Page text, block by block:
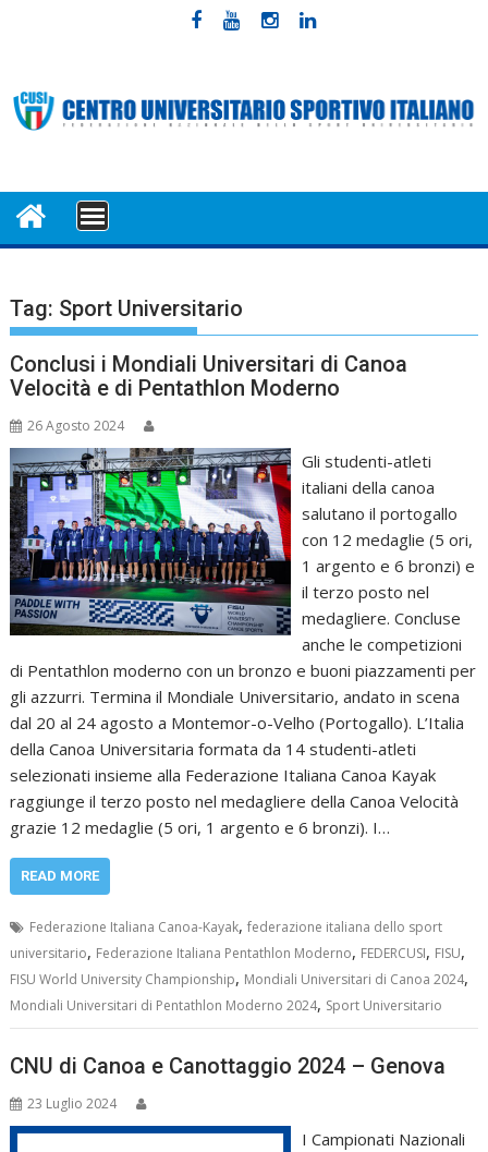
MENU
Tag: Sport Universitario
Conclusi i Mondiali Universitari di Canoa
Velocità e di Pentathlon Moderno
26 Agosto 2024
Gli studenti-atleti
italiani della canoa
salutano il portogallo
con 12 medaglie (5 ori,
1 argento e 6 bronzi) e
il terzo posto nel
medagliere. Concluse
anche le competizioni
di Pentathlon moderno con un bronzo e buoni piazzamenti per
gli azzurri. Termina il Mondiale Universitario, andato in scena
dal 20 al 24 agosto a Montemor-o-Velho (Portogallo). L’Italia
della Canoa Universitaria formata da 14 studenti-atleti
selezionati insieme alla Federazione Italiana Canoa Kayak
raggiunge il terzo posto nel medagliere della Canoa Velocità
grazie 12 medaglie (5 ori, 1 argento e 6 bronzi). I…
READ MORE
Federazione Italiana Canoa-Kayak,federazione italiana dello sport
universitario, Federazione Italiana Pentathlon Moderno, FEDERCUSI, FISU,
FISU World University Championship, Mondiali Universitari di Canoa 2024,
Mondiali Universitari di Pentathlon Moderno 2024, Sport Universitario
CNU di Canoa e Canottaggio 2024 – Genova
23 Luglio 2024
I Campionati Nazionali